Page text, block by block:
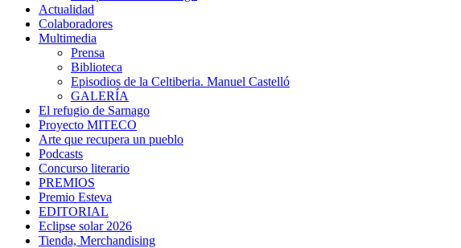
Actualidad
Colaboradores
Multimedia
Prensa
Biblioteca
Episodios de la Celtiberia. Manuel Castelló
GALERÍA
El refugio de Sarnago
Proyecto MITECO
Arte que recupera un pueblo
Podcasts
Concurso literario
PREMIOS
Premio Esteva
EDITORIAL
Eclipse solar 2026
Tienda, Merchandising